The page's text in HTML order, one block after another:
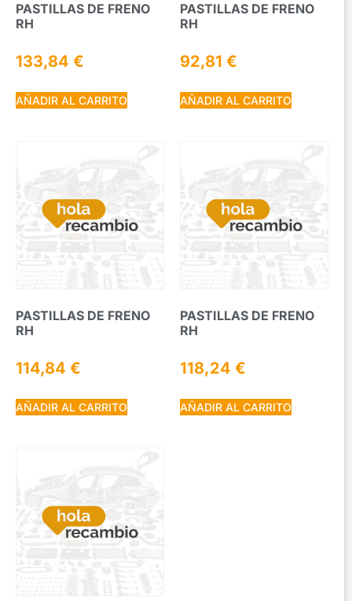
PASTILLAS DE FRENO
RH
133,84 €
AÑADIR AL CARRITO
PASTILLAS DE FRENO
RH
92,81 €
AÑADIR AL CARRITO
PASTILLAS DE FRENO
RH
114,84 €
AÑADIR AL CARRITO
PASTILLAS DE FRENO
RH
118,24 €
AÑADIR AL CARRITO